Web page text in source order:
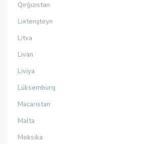
Qırğızıstan
Lixtenşteyn
Litva
Livan
Liviya
Lüksemburq
Macarıstan
Malta
Meksika